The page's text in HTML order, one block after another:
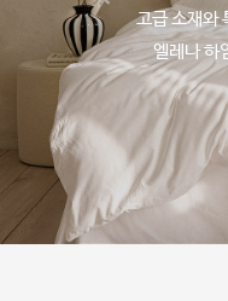
고급 소재와
엘레나 하